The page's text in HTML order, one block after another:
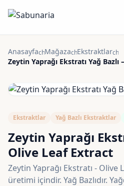
Anasayfachevron_right
Mağazachevron_right
Ekstraktlar
Zeytin Yaprağı Ekstratı Yağ
Ekstraktlar Yağ Bazlı Ekstraktlar
Zeytin Yaprağı
Olive Leaf Extract
Zeytin Yaprağı Ekstratı -
üretimi içindir. Yağ Bazlıdır.